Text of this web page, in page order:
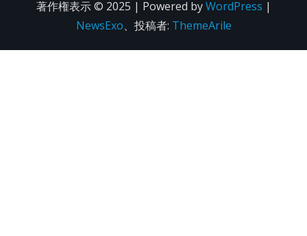
著作権表示 © 2025 | Powered byWordPress |
NewsExo、投稿者: ThemeArile